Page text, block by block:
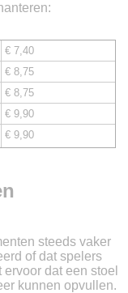
€ 7,40
€ 8,75
€ 8,75
€ 9,90
€ 9,90
steeds vaker
of dat spelers
dat een stoel
kunnen opvullen.